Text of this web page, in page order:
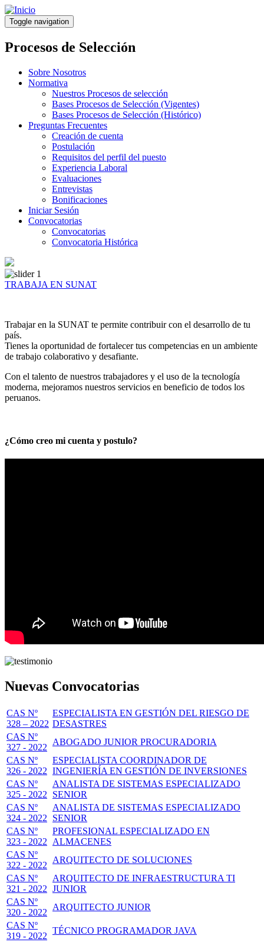
Pasar
al
contenido
principal
Toggle navigation
Procesos de Selección
Sobre Nosotros
Normativa
Nuestros Procesos de selección
Bases Procesos de Selección (Vigentes)
Bases Procesos de Selección (Histórico)
Preguntas Frecuentes
Creación de cuenta
Postulación
Requisitos del perfil del puesto
Experiencia Laboral
Evaluaciones
Entrevistas
Bonificaciones
Iniciar Sesión
Convocatorias
Convocatorias
Convocatoria Histórica
TRABAJA EN SUNAT
Trabajar en la SUNAT te permite contribuir con el desarrollo de tu
país.
Tienes la oportunidad de fortalecer tus competencias en un ambiente
de trabajo colaborativo y desafiante.
Con el talento de nuestros trabajadores y el uso de la tecnología
moderna, mejoramos nuestros servicios en beneficio de todos los
peruanos.
¿Cómo creo mi cuenta y postulo?
Nuevas Convocatorias
CAS Nº
328 – 2022
ESPECIALISTA EN GESTIÓN DEL RIESGO DE
DESASTRES
CAS Nº
327 - 2022
ABOGADO JUNIOR PROCURADORIA
CAS Nº
326 - 2022
ESPECIALISTA COORDINADOR DE
INGENIERÍA EN GESTIÓN DE INVERSIONES
CAS Nº
325 - 2022
ANALISTA DE SISTEMAS ESPECIALIZADO
SENIOR
CAS Nº
324 - 2022
ANALISTA DE SISTEMAS ESPECIALIZADO
SENIOR
CAS Nº
323 - 2022
PROFESIONAL ESPECIALIZADO EN
ALMACENES
CAS Nº
322 - 2022
ARQUITECTO DE SOLUCIONES
CAS Nº
321 - 2022
ARQUITECTO DE INFRAESTRUCTURA TI
JUNIOR
CAS Nº
320 - 2022
ARQUITECTO JUNIOR
CAS Nº
319 - 2022
TÉCNICO PROGRAMADOR JAVA